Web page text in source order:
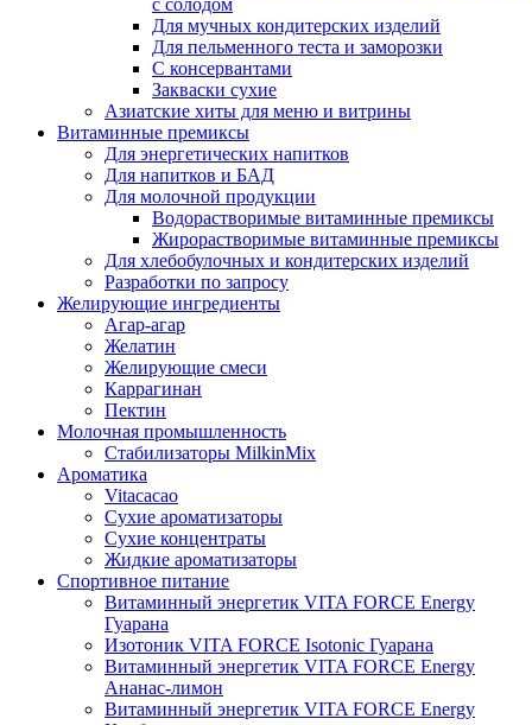
с солодом
Для мучных кондитерских изделий
Для пельменного теста и заморозки
С консервантами
Закваски сухие
Азиатские хиты для меню и витрины
Витаминные премиксы
Для энергетических напитков
Для напитков и БАД
Для молочной продукции
Водорастворимые витаминные премиксы
Жирорастворимые витаминные премиксы
Для хлебобулочных и кондитерских изделий
Разработки по запросу
Желирующие ингредиенты
Агар-агар
Желатин
Желирующие смеси
Каррагинан
Пектин
Молочная промышленность
Стабилизаторы MilkinMix
Ароматика
Vitacacao
Сухие ароматизаторы
Сухие концентраты
Жидкие ароматизаторы
Спортивное питание
Витаминный энергетик VITA FORCE Energy
Гуарана
Изотоник VITA FORCE Isotonic Гуарана
Витаминный энергетик VITA FORCE Energy
Ананас-лимон
Витаминный энергетик VITA FORCE Energy